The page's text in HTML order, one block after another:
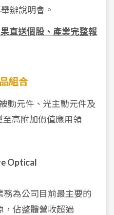
辦說明會。
直送個股、產業完整報
組合
動元件、光主動元件及
至高附加價值應用領
Optical
務為公司目前最主要的
，佔整體營收超過